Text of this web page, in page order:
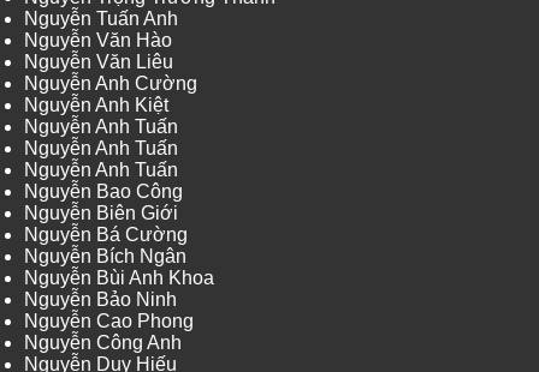
Nguyễn Tuấn Anh
Nguyễn Văn Hào
Nguyễn Văn Liêu
Nguyễn Anh Cường
Nguyễn Anh Kiệt
Nguyễn Anh Tuấn
Nguyễn Anh Tuấn
Nguyễn Anh Tuấn
Nguyễn Bao Công
Nguyễn Biên Giới
Nguyễn Bá Cường
Nguyễn Bích Ngân
Nguyễn Bùi Anh Khoa
Nguyễn Bảo Ninh
Nguyễn Cao Phong
Nguyễn Công Anh
Nguyễn Duy Hiếu